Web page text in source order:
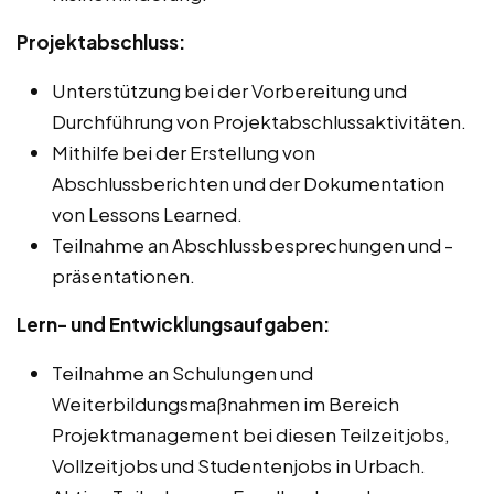
Projektabschluss:
Unterstützung bei der Vorbereitung und
Durchführung von Projektabschlussaktivitäten.
Mithilfe bei der Erstellung von
Abschlussberichten und der Dokumentation
von Lessons Learned.
Teilnahme an Abschlussbesprechungen und -
präsentationen.
Lern- und Entwicklungsaufgaben:
Teilnahme an Schulungen und
Weiterbildungsmaßnahmen im Bereich
Projektmanagement bei diesen Teilzeitjobs,
Vollzeitjobs und Studentenjobs in Urbach.